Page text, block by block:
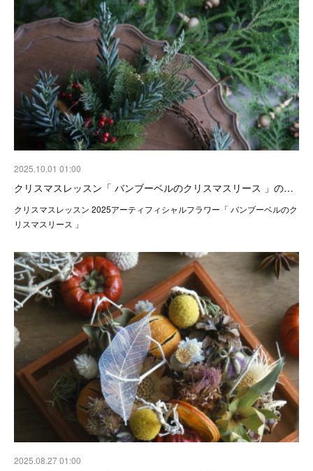
2025.10.01 01:00
クリスマスレッスン「 バンブーベルのクリスマスリース 」の…
クリスマスレッスン 2025アーティフィシャルフラワー「 バンブーベルのク
リスマスリース 」
2025.08.27 01:00